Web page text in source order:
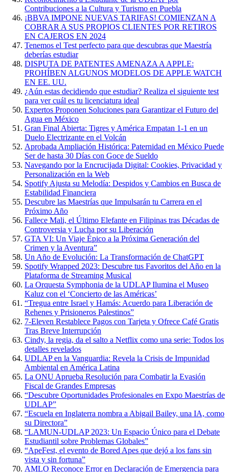
Contribuciones a la Cultura y Turismo en Puebla
¡BBVA IMPONE NUEVAS TARIFAS! COMIENZAN A
COBRAR A SUS PROPIOS CLIENTES POR RETIROS
EN CAJEROS EN 2024
Tenemos el Test perfecto para que descubras que Maestría
deberías estudiar
DISPUTA DE PATENTES AMENAZA A APPLE:
PROHÍBEN ALGUNOS MODELOS DE APPLE WATCH
EN EE. UU.
¿Aún estas decidiendo que estudiar? Realiza el siguiente test
para ver cuál es tu licenciatura ideal
Expertos Proponen Soluciones para Garantizar el Futuro del
Agua en México
Gran Final Abierta: Tigres y América Empatan 1-1 en un
Duelo Electrizante en el Volcán
Aprobada Ampliación Histórica: Paternidad en México Puede
Ser de hasta 30 Días con Goce de Sueldo
Navegando por la Encrucijada Digital: Cookies, Privacidad y
Personalización en la Web
Spotify Ajusta su Melodía: Despidos y Cambios en Busca de
Estabilidad Financiera
Descubre las Maestrías que Impulsarán tu Carrera en el
Próximo Año
Fallece Mali, el Último Elefante en Filipinas tras Décadas de
Controversia y Lucha por su Liberación
GTA VI: Un Viaje Épico a la Próxima Generación del
Crimen y la Aventura”
Un Año de Evolución: La Transformación de ChatGPT
Spotify Wrapped 2023: Descubre tus Favoritos del Año en la
Plataforma de Streaming Musical
La Orquesta Symphonia de la UDLAP Ilumina el Museo
Kaluz con el ‘Concierto de las Américas’
“Tregua entre Israel y Hamás: Acuerdo para Liberación de
Rehenes y Prisioneros Palestinos”
7-Eleven Restablece Pagos con Tarjeta y Ofrece Café Gratis
Tras Breve Interrupción
Cindy, la regia, da el salto a Netflix como una serie: Todos los
detalles revelados
UDLAP en la Vanguardia: Revela la Crisis de Impunidad
Ambiental en América Latina
La ONU Aprueba Resolución para Combatir la Evasión
Fiscal de Grandes Empresas
“Descubre Oportunidades Profesionales en Expo Maestrías de
UDLAP”
“Escuela en Inglaterra nombra a Abigail Bailey, una IA, como
su Directora”
“LAMUN-UDLAP 2023: Un Espacio Único para el Debate
Estudiantil sobre Problemas Globales”
“ApeFest, el evento de Bored Apes que dejó a los fans sin
vista y sin fortuna”
AMLO Reconoce Error en Declaración de Emergencia para